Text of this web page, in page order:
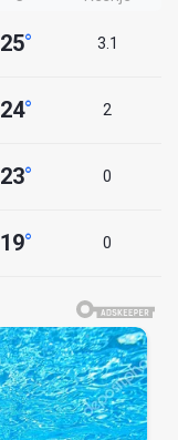
25° 3.1
24° 2
23° 0
19° 0